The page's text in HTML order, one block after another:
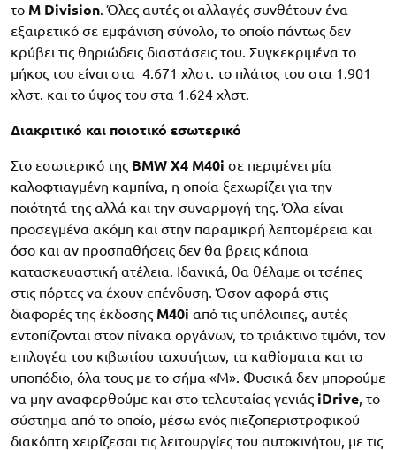
το M Division. Όλες αυτές οι αλλαγές συνθέτουν ένα
εξαιρετικό σε εμφάνιση σύνολο, το οποίο πάντως δεν
κρύβει τις θηριώδεις διαστάσεις του. Συγκεκριμένα το
μήκος του είναι στα 4.671 χλστ. το πλάτος του στα 1.901
χλστ. και το ύψος του στα 1.624 χλστ.
Διακριτικό και ποιοτικό εσωτερικό
Στο εσωτερικό της BMW X4 M40i σε περιμένει μία
καλοφτιαγμένη καμπίνα, η οποία ξεχωρίζει για την
ποιότητά της αλλά και την συναρμογή της. Όλα είναι
προσεγμένα ακόμη και στην παραμικρή λεπτομέρεια και
όσο και αν προσπαθήσεις δεν θα βρεις κάποια
κατασκευαστική ατέλεια. Ιδανικά, θα θέλαμε οι τσέπες
στις πόρτες να έχουν επένδυση. Όσον αφορά στις
διαφορές της έκδοσης M40i από τις υπόλοιπες, αυτές
εντοπίζονται στον πίνακα οργάνων, το τριάκτινο τιμόνι, τον
επιλογέα του κιβωτίου ταχυτήτων, τα καθίσματα και το
υποπόδιο, όλα τους με το σήμα «M». Φυσικά δεν μπορούμε
να μην αναφερθούμε και στο τελευταίας γενιάς iDrive, το
σύστημα από το οποίο, μέσω ενός πιεζοπεριστροφικού
διακόπτη χειρίζεσαι τις λειτουργίες του αυτοκινήτου, με τις